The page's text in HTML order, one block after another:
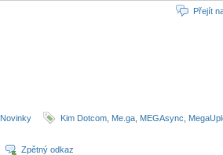
Přejít
Novinky Kim Dotcom Me.ga MEGAsync
Zpětný odkaz